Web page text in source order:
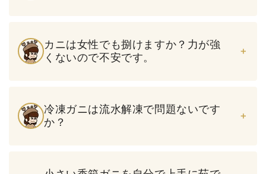
カニは女性でも捌けますか？力が強
くないので不安です。
冷凍ガニは流水解凍で問題ないです
か？